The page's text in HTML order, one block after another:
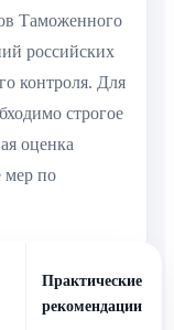
Таможенного
российских
контроля. Для
строгое
оценка
мер по
Практические
рекомендации